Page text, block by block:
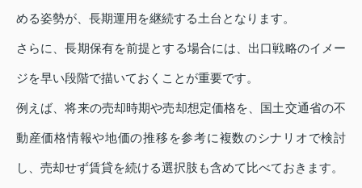
める姿勢が、長期運用を継続する土台となります。
さらに、長期保有を前提とする場合には、出口戦略のイメー
ジを早い段階で描いておくことが重要です。
例えば、将来の売却時期や売却想定価格を、国土交通省の不
動産価格情報や地価の推移を参考に複数のシナリオで検討
し、売却せず賃貸を続ける選択肢も含めて比べておきます。